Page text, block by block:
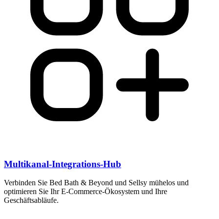
Multikanal-Integrations-Hub
Verbinden Sie Bed Bath & Beyond und Sellsy mühelos und
optimieren Sie Ihr E-Commerce-Ökosystem und Ihre
Geschäftsabläufe.